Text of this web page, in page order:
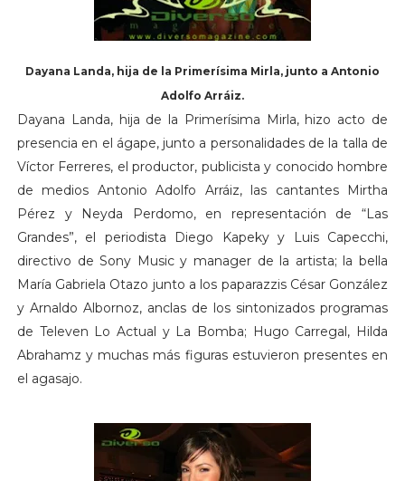
Dayana Landa, hija de la Primerísima Mirla, junto a Antonio
Adolfo Arráiz.
Dayana Landa, hija de la Primerísima Mirla, hizo acto de
presencia en el ágape, junto a personalidades de la talla de
Víctor Ferreres, el productor, publicista y conocido hombre
de medios Antonio Adolfo Arráiz, las cantantes Mirtha
Pérez y Neyda Perdomo, en representación de “Las
Grandes”, el periodista Diego Kapeky y Luis Capecchi,
directivo de Sony Music y manager de la artista; la bella
María Gabriela Otazo junto a los paparazzis César González
y Arnaldo Albornoz, anclas de los sintonizados programas
de Televen Lo Actual y La Bomba; Hugo Carregal, Hilda
Abrahamz y muchas más figuras estuvieron presentes en
el agasajo.